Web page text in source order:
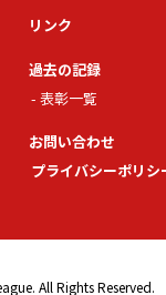
リンク
過去の記録
表彰一覧
お問い合わせ
プライバシーポリシ
All Rights Reserved.